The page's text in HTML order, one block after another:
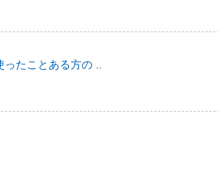
たことある方の ..